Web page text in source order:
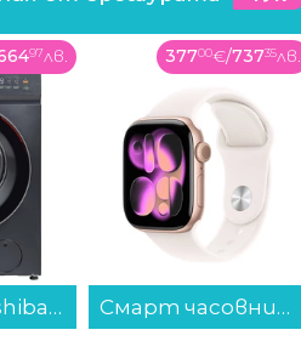
97лв.
Пералня Toshiba TW-T21BU80UWBK(MG) , 1200 об./мин., 7.00 kg, A , Inox...
37700€/73735лв.
Смарт часовник Apple Watch 11 42mm Rose Gold/Light Band S/M meu04 , 1.80 , 64 , Apple S10 SiP 64-bit Dual Core...